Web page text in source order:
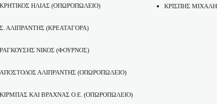
ΚΡΗΤΙΚΟΣ ΗΛΙΑΣ (ΟΠΩΡΟΠΩΛΕΙΟ)
Σ. ΑΛΙΠΡΑΝΤΗΣ (ΚΡΕΑΤΑΓΟΡΑ)
ΡΑΓΚΟΥΣΗΣ ΝΙΚΟΣ (ΦΟΥΡΝΟΣ)
ΑΠΟΣΤΟΛΟΣ ΑΛΙΠΡΑΝΤΗΣ (ΟΠΩΡΟΠΩΛΕΙΟ)
ΚΙΡΜΠΑΣ ΚΑΙ ΒΡΑΧΝΑΣ Ο.Ε. (ΟΠΩΡΟΠΩΛΕΙΟ)
ΚΡΙΣΠΗΣ